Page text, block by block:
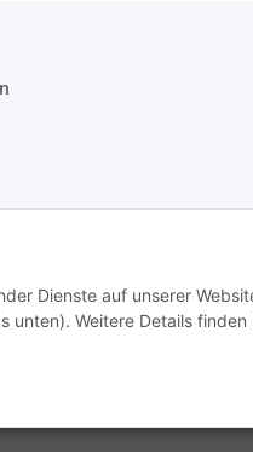
Dienste auf unserer
unten). Weitere Details finden